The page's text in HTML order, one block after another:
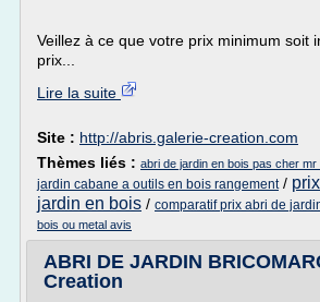
Veillez à ce que votre prix minimum soit
prix...
Lire la suite
Site : http://abris.galerie-creation.com
Thèmes liés : abri de jardin en bois pas cher mr
jardin cabane a outils en bois rangement/
jardin en bois / comparatif prix abri de
bois ou metal avis
ABRI DE JARDIN
Creation